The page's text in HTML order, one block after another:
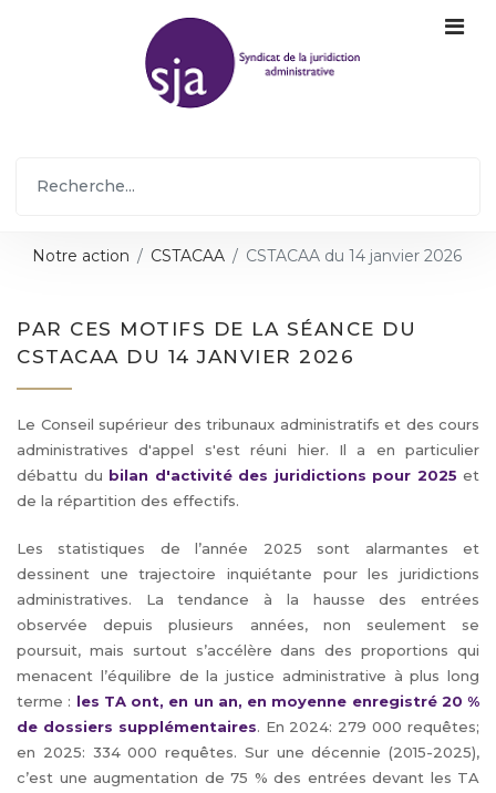
Notre action CSTACAA CSTACAA du 14 janvier 2026
PAR CES MOTIFS DE LA SÉANCE DU
CSTACAA DU 14 JANVIER 2026
Le Conseil supérieur des tribunaux administratifs et des cours
administratives d'appel s'est réuni hier. Il a en particulier
débattu du bilan d'activité des juridictions pour 2025 et
de la répartition des effectifs.
Les statistiques de l’année 2025 sont alarmantes et
dessinent une trajectoire inquiétante pour les juridictions
administratives. La tendance à la hausse des entrées
observée depuis plusieurs années, non seulement se
poursuit, mais surtout s’accélère dans des proportions qui
menacent l’équilibre de la justice administrative à plus long
terme : les TA ont, en un an, en moyenne enregistré 20 %
de dossiers supplémentaires. En 2024: 279 000 requêtes;
en 2025: 334 000 requêtes. Sur une décennie (2015-2025),
c’est une augmentation de 75 % des entrées devant les TA